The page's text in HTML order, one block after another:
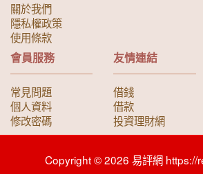
關於我們
隱私權政策
使用條款
會員服務
常見問題
個人資料
修改密碼
友情連結
借錢
借款
投資理財網
Copyright © 2026 易評網 https://